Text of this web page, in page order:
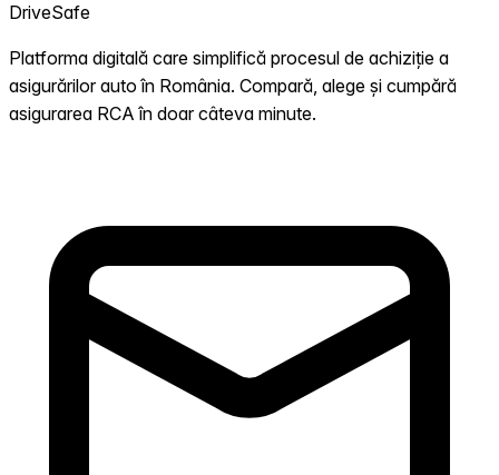
DriveSafe
Platforma digitală care simplifică procesul de achiziție a
asigurărilor auto în România. Compară, alege și cumpără
asigurarea RCA în doar câteva minute.